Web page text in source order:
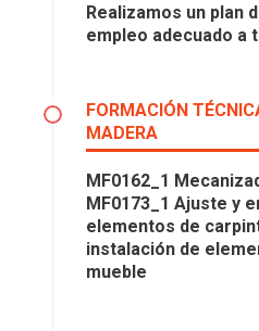
Realizamos un plan
empleo adecuado a
FORMACIÓN
MADERA
MF0162_1
MF0173_1 Ajuste y
elementos de
instalación de
mueble